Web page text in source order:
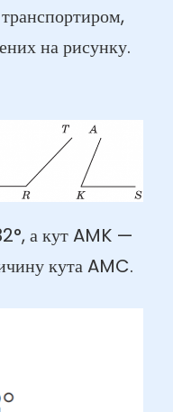
на рисунку.
а кут AMK —
кута AMC.